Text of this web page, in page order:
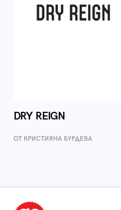
DRY REIGN
ОТ КРИСТИЯНА БУРДЕВА